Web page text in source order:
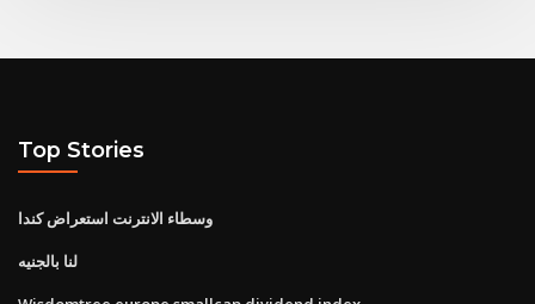
Top Stories
وسطاء الانترنت استعراض كندا
لنا بالجنيه